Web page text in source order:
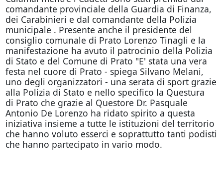
comandante provinciale della Guardia di Finanza,
dei Carabinieri e dal comandante della Polizia
municipale . Presente anche il presidente del
consiglio comunale di Prato Lorenzo Tinagli e la
manifestazione ha avuto il patrocinio della Polizia
di Stato e del Comune di Prato "E' stata una vera
festa nel cuore di Prato - spiega Silvano Melani,
uno degli organizzatori - una serata di sport grazie
alla Polizia di Stato e nello specifico la Questura
di Prato che grazie al Questore Dr. Pasquale
Antonio De Lorenzo ha ridato spirito a questa
iniziativa insieme a tutte le istituzioni del territorio
che hanno voluto esserci e soprattutto tanti podisti
che hanno partecipato in vario modo.